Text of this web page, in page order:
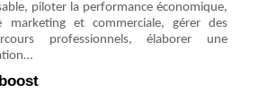
piloter la performance économique,
marketing et commerciale, gérer des
professionnels, élaborer une